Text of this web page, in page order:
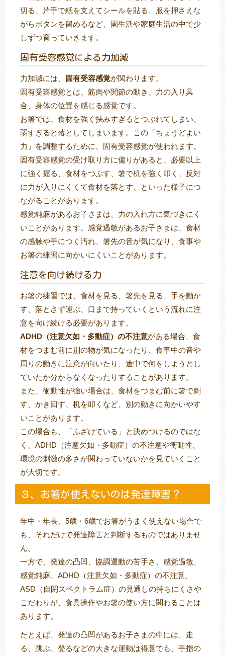
切る、片手で紙を支えてシールを貼る、服を押さえな
がらボタンを留めるなど、園生活や家庭生活の中で少
しずつ育っていきます。
固有受容感覚による力加減
力加減には、 固有受容感覚が関わります。
固有受容感覚とは、筋肉や関節の動き、力の入り具
合、身体の位置を感じる感覚です。
お箸では、食材を強く挟みすぎるとつぶれてしまい、
弱すぎると落としてしまいます。この「ちょうどよい
力」を調整するために、固有受容感覚が使われます。
固有受容感覚の受け取り方に偏りがあると、必要以上
に強く握る、食材をつぶす、箸で机を強く叩く、反対
に力が入りにくくて食材を落とす、といった様子につ
ながることがあります。
感覚鈍麻があるお子さまは、力の入れ方に気づきにく
いことがあります。感覚過敏があるお子さまは、食材
の感触や手につく汚れ、箸先の音が気になり、食事や
お箸の練習に向かいにくいことがあります。
注意を向け続ける力
お箸の練習では、食材を見る、箸先を見る、手を動か
す、落とさず運ぶ、口まで持っていくという流れに注
意を向け続ける必要があります。
ADHD（注意欠如・多動症）の不注意がある場合、食
材をつまむ前に別の物が気になったり、食事中の音や
周りの動きに注意が向いたり、途中で何をしようとし
ていたか分からなくなったりすることがあります。
また、衝動性が強い場合は、食材をつまむ前に箸で刺
す、かき回す、机を叩くなど、別の動きに向かいやす
いことがあります。
この場合も、「ふざけている」と決めつけるのではな
く、ADHD（注意欠如・多動症）の不注意や衝動性、
環境の刺激の多さが関わっていないかを見ていくこと
が大切です。
３、お箸が使えないのは発達障害？
年中・年長、5歳・6歳でお箸がうまく使えない場合で
も、それだけで発達障害と判断するものではありませ
ん。
一方で、発達の凸凹、協調運動の苦手さ、感覚過敏、
感覚鈍麻、ADHD（注意欠如・多動症）の不注意、
ASD（自閉スペクトラム症）の見通しの持ちにくさや
こだわりが、食具操作やお箸の使い方に関わることは
あります。
たとえば、発達の凸凹があるお子さまの中には、走
る、跳ぶ、登るなどの大きな運動は得意でも、手指の